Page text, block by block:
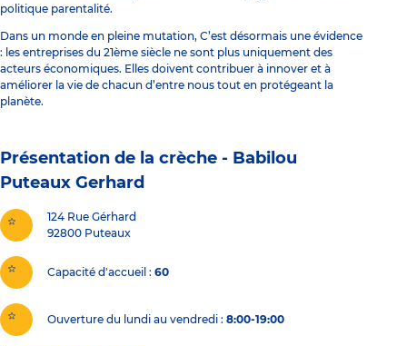
politique parentalité.
Dans un monde en pleine mutation, C’est désormais une évidence
: les entreprises du 21ème siècle ne sont plus uniquement des
acteurs économiques. Elles doivent contribuer à innover et à
améliorer la vie de chacun d’entre nous tout en protégeant la
planète.
Présentation de la crèche - Babilou
Puteaux Gerhard
124 Rue Gérhard
92800 Puteaux
Capacité d'accueil 60
Ouverture du lundi au vendredi : 8:00-19:00